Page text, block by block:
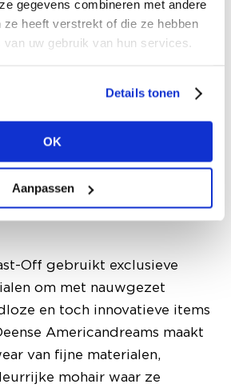
gegevens combineren met andere
ze heeft verstrekt of die ze hebben
uw gebruik van hun services.
Details tonen
OK
Aanpassen
is modern, maar ook
op stukken als knitwear,
Laure+Max,
als hoge taillebroek, maar
of oversized parka.
Off gebruikt exclusieve
om met nauwgezet
en toch innovatieve items
Americandreams maakt
van fijne materialen,
mohair waar ze